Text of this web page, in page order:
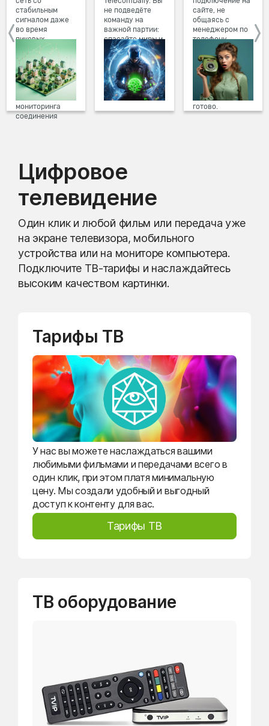
стабильным
сигналом даже
во время
пиковых
нагрузок в
вечернее время.
Мы постоянно
обновляем наше
оборудование в
домах, а система
мониторинга
соединения
не подведёте
команду на
важной партии:
спасайте миры и
побеждайте с
друзьями в
онлайн-играх.
сайте, не
общаясь с
менеджером по
телефону.
Просто в три
клика заполните
форму заявки на
сайте, выберите
дату и время
подключения,
готово.
Цифровое
телевидение
Один клик и любой фильм или передача уже
на экране телевизора, мобильного
устройства или на мониторе компьютера.
Подключите ТВ-тарифы и наслаждайтесь
высоким качеством картинки.
Тарифы ТВ
У нас вы можете наслаждаться вашими
любимыми фильмами и передачами всего в
один клик, при этом платя минимальную
цену. Мы создали удобный и выгодный
доступ к контенту для вас.
Тарифы ТВ
ТВ оборудование